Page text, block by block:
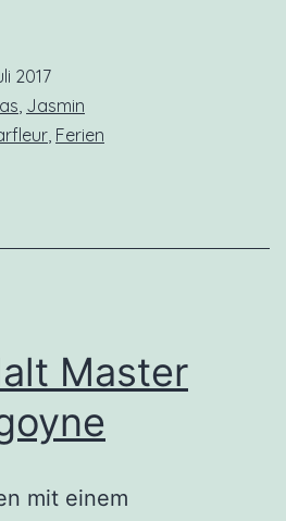
2017
Jasmin
Ferien
Master
mit einem